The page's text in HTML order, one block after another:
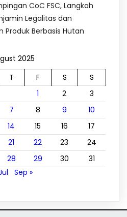
CoC FSC, Langkah
Legalitas dan
Produk Berbasis Hutan
2025
T F S
S
1
2
3
7 8 9
10
14 15 16
17
21 22 23
24
28 29 30
31
Sep »